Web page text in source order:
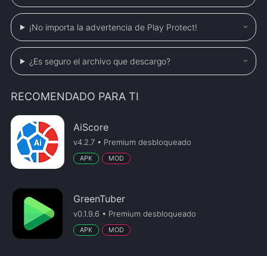
¡No importa la advertencia de Play Protect!
¿Es seguro el archivo que descargo?
RECOMENDADO PARA TI
AiScore
v4.2.7 • Premium desbloqueado
APK MOD
GreenTuber
v0.1.9.6 • Premium desbloqueado
APK MOD